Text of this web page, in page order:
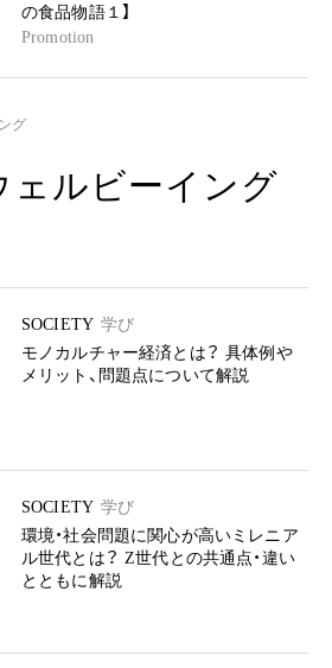
の食品物語１】
Promotion
グ
ェルビーイング
SOCIETY 学び
モノカルチャー経済とは？ 具体例や
メリット、問題点について解説
SOCIETY 学び
環境・社会問題に関心が高いミレニア
ル世代とは？ Z世代との共通点・違い
とともに解説